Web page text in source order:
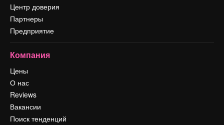
Центр доверия
Партнеры
Предприятие
Компания
Цены
О нас
Reviews
Вакансии
Поиск тенденций